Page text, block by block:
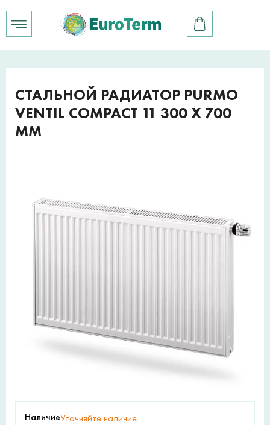
СТАЛЬНОЙ РАДИАТОР PURMO
VENTIL COMPACT 11 300 X 700
ММ
НаличиеУточняйте наличие